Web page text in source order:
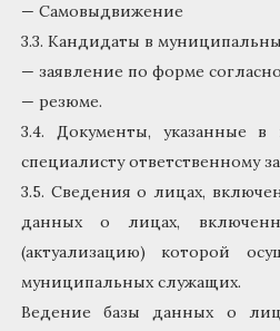
— Самовыдвижение
3.3. Кандидаты в
— заявление по форме
— резюме.
3.4. Документы, указанные в
специалисту ответственному
3.5. Сведения о лицах,
данных о лицах,
(актуализацию) которой
муниципальных служащих.
Ведение базы данных о